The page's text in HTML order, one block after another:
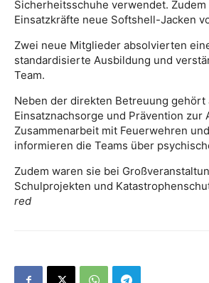
Sicherheitsschuhe verwendet.
Einsatzkräfte neue Softshell-Jacken
Zwei neue Mitglieder absolvierten
standardisierte Ausbildung und
Team.
Neben der direkten Betreuung gehört
Einsatznachsorge und Prävention zur
Zusammenarbeit mit Feuerwehren
informieren die Teams über
Zudem waren sie bei
Schulprojekten und
red